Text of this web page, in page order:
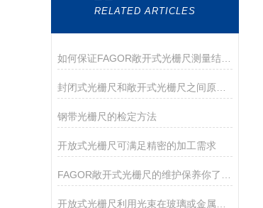
RELATED ARTICLES
如何保证FAGOR敞开式光栅尺测量结果的准确性？
封闭式光栅尺和敞开式光栅尺之间原理区别及应用场合
钢带光栅尺的检定方法
开放式光栅尺可满足精密的加工需求